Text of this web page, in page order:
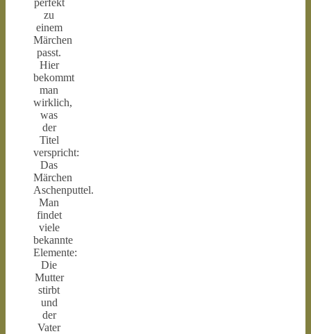
perfekt
zu
einem
Märchen
passt.
Hier
bekommt
man
wirklich,
was
der
Titel
verspricht:
Das
Märchen
Aschenputtel.
Man
findet
viele
bekannte
Elemente:
Die
Mutter
stirbt
und
der
Vater